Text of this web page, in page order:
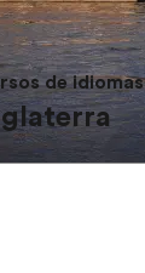
de idiomas